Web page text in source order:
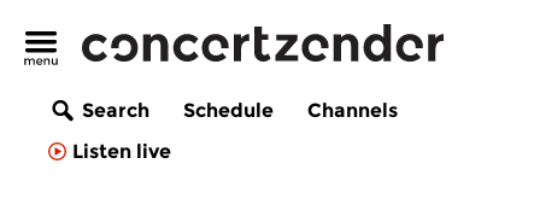
Search Schedule
Channels
Listen live